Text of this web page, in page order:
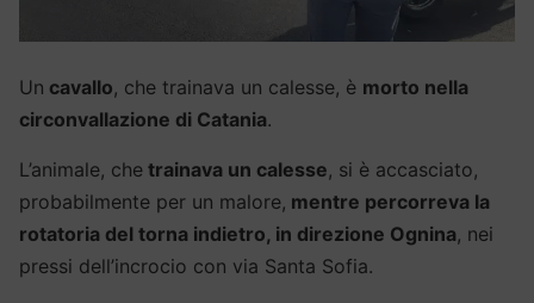
Un cavallo, che trainava un calesse, è morto nella
circonvallazione di Catania.
L’animale, che trainava un calesse, si è accasciato,
probabilmente per un malore, mentre percorreva la
rotatoria del torna indietro, in direzione Ognina, nei
pressi dell’incrocio con via Santa Sofia.